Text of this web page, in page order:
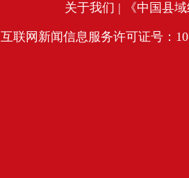
关于我们 | 《中国县
互联网新闻信息服务许可证号：